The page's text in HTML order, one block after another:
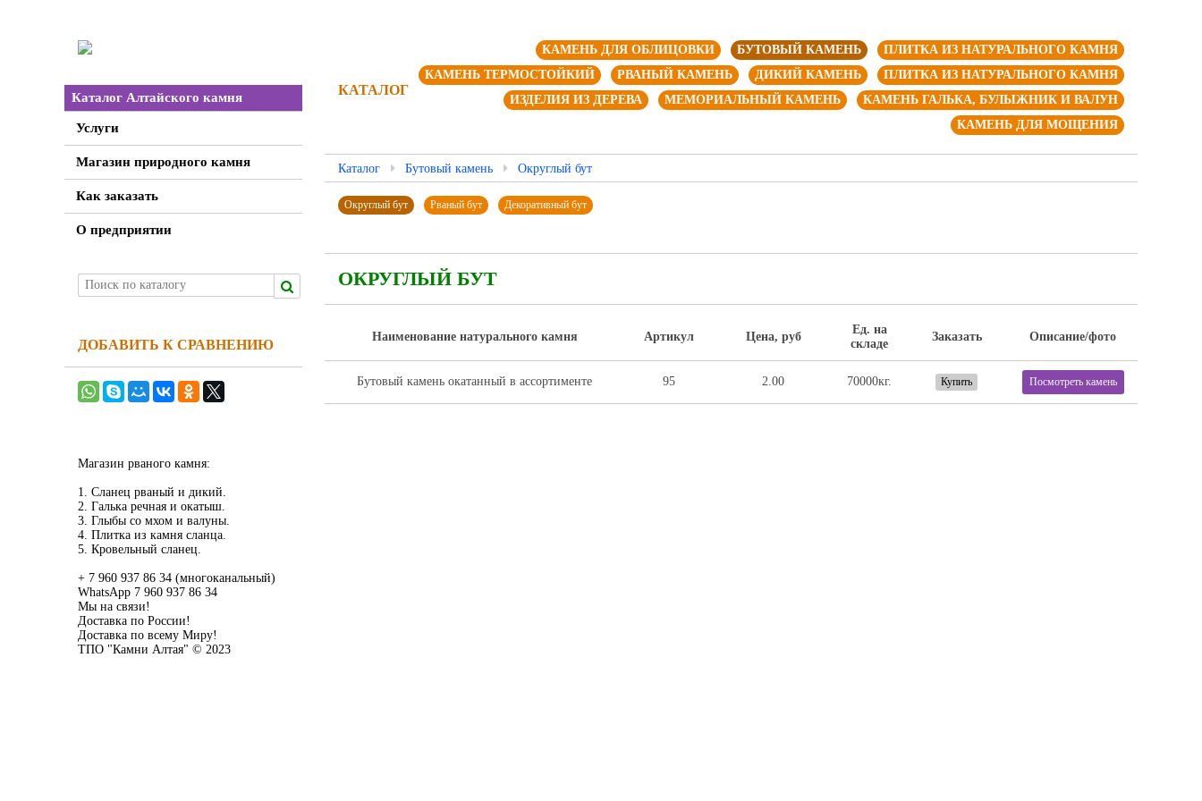
Каталог Алтайского камня
Услуги
Магазин природного камня
Как заказать
О предприятии
ДОБАВИТЬ К СРАВНЕНИЮ
Магазин рваного камня:
1. Сланец рваный и дикий.
2. Галька речная и окатыш.
3. Глыбы со мхом и валуны.
4. Плитка из камня сланца.
5. Кровельный сланец.
+ 7 960 937 86 34 (многоканальный)
WhatsApp 7 960 937 86 34
Мы на связи!
Доставка по России!
Доставка по всему Миру!
ТПО "Камни Алтая" © 2023
КАТАЛОГ
КАМЕНЬ ДЛЯ ОБЛИЦОВКИ БУТОВЫЙ КАМЕНЬ
ПЛИТКА ИЗ НАТУРАЛЬНОГО КАМНЯ
КАМЕНЬ ТЕРМОСТОЙКИЙ
РВАНЫЙ КАМЕНЬ ДИКИЙ КАМЕНЬ
ПЛИТКА ИЗ НАТУРАЛЬНОГО КАМНЯ
ИЗДЕЛИЯ ИЗ ДЕРЕВА
МЕМОРИАЛЬНЫЙ КАМЕНЬ
КАМЕНЬ ГАЛЬКА, БУЛЫЖНИК И ВАЛУН
КАМЕНЬ ДЛЯ МОЩЕНИЯ
Каталог Бутовый камень Округлый бут
Округлый бут Рваный бут Декоративный бут
ОКРУГЛЫЙ БУТ
Наименование натурального камня Артикул Цена, руб
Ед. на
складе
Заказать Описание/фото
Бутовый камень окатанный в ассортименте 95 2.00 70000кг. Купить Посмотреть камень